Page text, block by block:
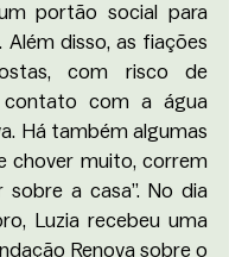
portão social para
Além disso, as fiações
com risco de
com a água
Há também algumas
chover muito, correm
a casa”. No dia
Luzia recebeu uma
Renova sobre o